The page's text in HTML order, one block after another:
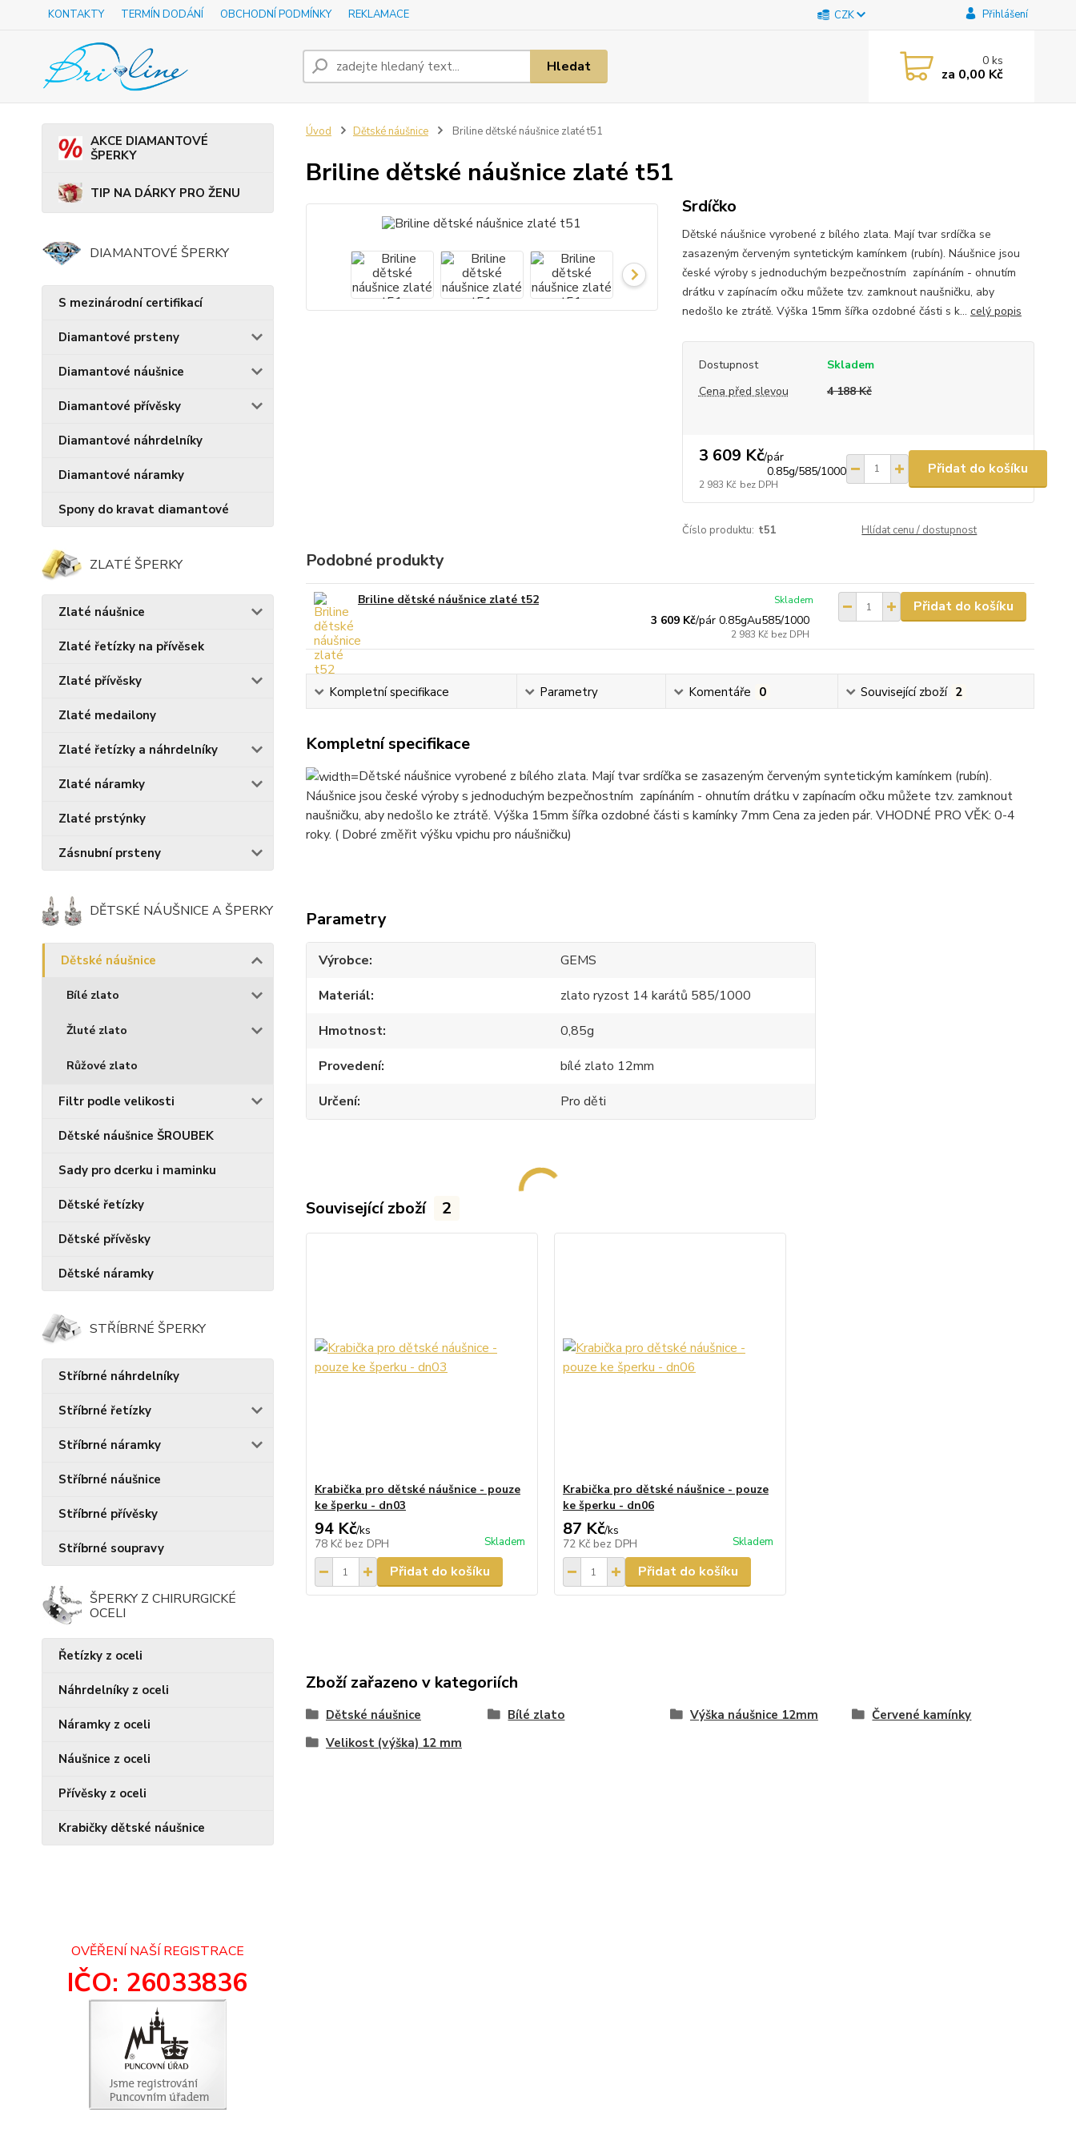
KONTAKTY TERMÍN DODÁNÍ OBCHODNÍ PODMÍNKY REKLAMACE CZK Přihlášení
Hledat 0ks
za 0,00 Kč
AKCE DIAMANTOVÉ
ŠPERKY
TIP NA DÁRKY PRO ŽENU
DIAMANTOVÉ ŠPERKY
S mezinárodní certifikací
Diamantové prsteny
Diamantové náušnice
Diamantové přívěsky
Diamantové náhrdelníky
Diamantové náramky
Spony do kravat diamantové
ZLATÉ ŠPERKY
Zlaté náušnice
Zlaté řetízky na přívěsek
Zlaté přívěsky
Zlaté medailony
Zlaté řetízky a náhrdelníky
Zlaté náramky
Zlaté prstýnky
Zásnubní prsteny
DĚTSKÉ NÁUŠNICE A ŠPERKY
Dětské náušnice
Bílé zlato
Žluté zlato
Růžové zlato
Filtr podle velikosti
Dětské náušnice ŠROUBEK
Sady pro dcerku i maminku
Dětské řetízky
Dětské přívěsky
Dětské náramky
STŘÍBRNÉ ŠPERKY
Stříbrné náhrdelníky
Stříbrné řetízky
Stříbrné náramky
Stříbrné náušnice
Stříbrné přívěsky
Stříbrné soupravy
ŠPERKY Z CHIRURGICKÉ
OCELI
Řetízky z oceli
Náhrdelníky z oceli
Náramky z oceli
Náušnice z oceli
Přívěsky z oceli
Krabičky dětské náušnice
OVĚŘENÍ NAŠÍ REGISTRACE
IČO: 26033836
Úvod Dětské náušnice Briline dětské náušnice zlaté t51
Briline dětské náušnice zlaté t51
Srdíčko
Dětské náušnice vyrobené z bílého zlata. Mají tvar srdíčka se
zasazeným červeným syntetickým kamínkem (rubín). Náušnice jsou
české výroby s jednoduchým bezpečnostním zapínáním - ohnutím
drátku v zapínacím očku můžete tzv. zamknout naušničku, aby
nedošlo ke ztrátě. Výška 15mm šířka ozdobné části s k... celý popis
Dostupnost
Skladem
Cena před slevou
4 188 Kč
3 609 Kč/pár
0.85g/585/1000
2 983 Kč bez DPH
Přidat do košíku
Číslo produktu: t51 Hlídat cenu / dostupnost
Podobné produkty
Briline dětské náušnice zlaté t52
3 609 Kč/pár 0.85gAu585/1000
2 983 Kč bez DPH
Skladem Přidat do košíku
Kompletní specifikace Parametry Komentáře 0 Související zboží 2
Kompletní specifikace
Dětské náušnice vyrobené z bílého zlata. Mají tvar srdíčka se zasazeným červeným syntetickým kamínkem (rubín).
Náušnice jsou české výroby s jednoduchým bezpečnostním zapínáním - ohnutím drátku v zapínacím očku můžete tzv. zamknout
naušničku, aby nedošlo ke ztrátě. Výška 15mm šířka ozdobné části s kamínky 7mm Cena za jeden pár. VHODNÉ PRO VĚK: 0-4
roky. ( Dobré změřit výšku vpichu pro náušničku)
Parametry
Výrobce
GEMS
Materiál
zlato ryzost 14 karátů 585/1000
Hmotnost
0,85g
Provedení
bílé zlato 12mm
Určení
Pro děti
Související zboží 2
Krabička pro dětské náušnice - pouze
ke šperku - dn03
94 Kč/ks
78 Kč bez DPH Skladem
Přidat do košíku
Krabička pro dětské náušnice - pouze
ke šperku - dn06
87 Kč/ks
72 Kč bez DPH Skladem
Přidat do košíku
Zboží zařazeno v kategoriích
Dětské náušnice Bílé zlato Výška náušnice 12mm
Červené kamínky
Velikost (výška) 12 mm